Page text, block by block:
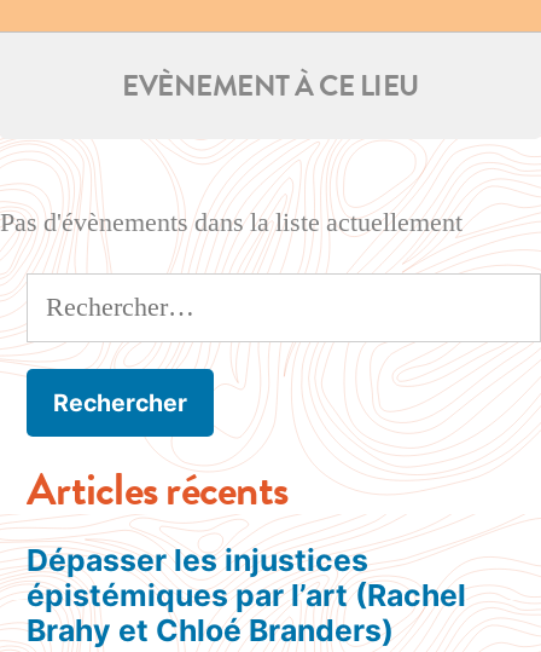
EVÈNEMENT À CE LIEU
Pas d'évènements dans la liste actuellement
Articles récents
Dépasser les injustices
épistémiques par l’art (Rachel
Brahy et Chloé Branders)